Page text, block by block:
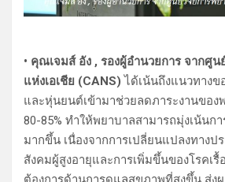
• คุณเจมส์ อัง , รองผู้อำนวยการ จากศู
แห่งเอเชีย (CANS) ได้เน้นถึงแนวทางข
และหุ่นยนต์เข้ามาช่วยลดภาระงานของ
80-85% ทำให้พยาบาลสามารถมุ่งเน้น
มากขึ้น เนื่องจากการเปลี่ยนแปลงทางป
สังคมผู้สูงอายุและการเพิ่มขึ้นของโรคเรื้